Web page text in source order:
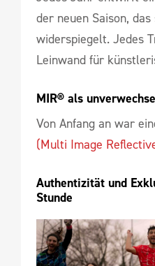
der neuen Saison,
widerspiegelt. Jedes
Leinwand für
MIR® als
Von Anfang an war
(Multi Image
Authentizität und
Stunde